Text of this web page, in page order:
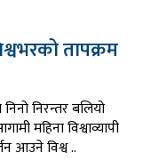
तापक्रम
निरन्तर बलियो
महिना विश्वाव्यापी
आउने विश्व ..